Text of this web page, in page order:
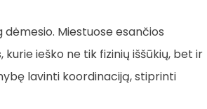
Miestuose esančios
ieško ne tik fizinių iššūkių, bet ir
lavinti koordinaciją, stiprinti